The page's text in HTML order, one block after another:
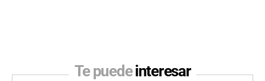
Te puedeinteresar